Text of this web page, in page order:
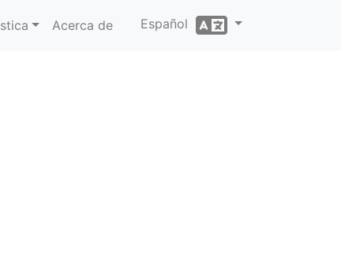
Acerca de Español